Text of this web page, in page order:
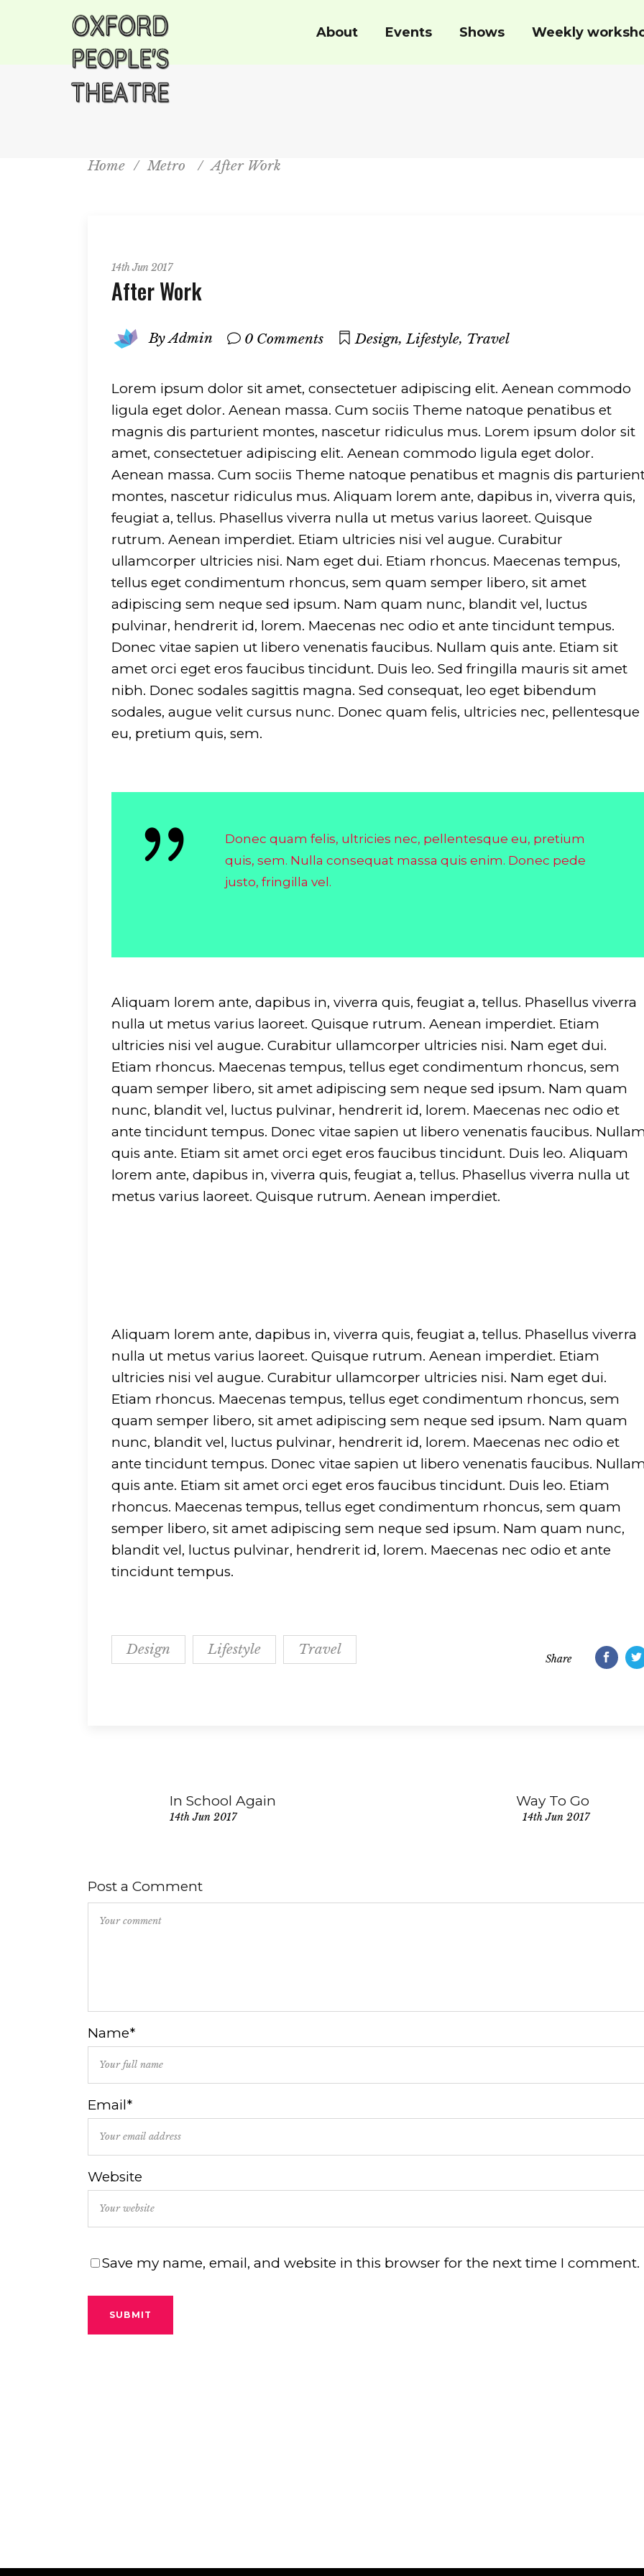
content/themes/evently/
on line751
content/themes/evently/
/srv/
key
/srv/
About Events Shows Weekly
Home / Metro / After Work
14th Jun 2017
After Work
By Admin 0 Comments Design, Lifestyle, Travel
Lorem ipsum dolor sit amet, consectetuer adipiscing elit. Aenean commodo
ligula eget dolor. Aenean massa. Cum sociis Theme natoque penatibus et
magnis dis parturient montes, nascetur ridiculus mus. Lorem ipsum dolor sit
amet, consectetuer adipiscing elit. Aenean commodo ligula eget dolor.
Aenean massa. Cum sociis Theme natoque penatibus et magnis dis
montes, nascetur ridiculus mus. Aliquam lorem ante, dapibus in, viverra quis,
feugiat a, tellus. Phasellus viverra nulla ut metus varius laoreet. Quisque
rutrum. Aenean imperdiet. Etiam ultricies nisi vel augue. Curabitur
ullamcorper ultricies nisi. Nam eget dui. Etiam rhoncus. Maecenas tempus,
tellus eget condimentum rhoncus, sem quam semper libero, sit amet
adipiscing sem neque sed ipsum. Nam quam nunc, blandit vel, luctus
pulvinar, hendrerit id, lorem. Maecenas nec odio et ante tincidunt tempus.
Donec vitae sapien ut libero venenatis faucibus. Nullam quis ante. Etiam sit
amet orci eget eros faucibus tincidunt. Duis leo. Sed fringilla mauris sit amet
nibh. Donec sodales sagittis magna. Sed consequat, leo eget bibendum
sodales, augue velit cursus nunc. Donec quam felis, ultricies nec, pellentesque
eu, pretium quis, sem.
Donec quam felis, ultricies nec, pellentesque eu, pretium
quis, sem. Nulla consequat massa quis enim. Donec pede
justo, fringilla vel.
Aliquam lorem ante, dapibus in, viverra quis, feugiat a, tellus. Phasellus viverra
nulla ut metus varius laoreet. Quisque rutrum. Aenean imperdiet. Etiam
ultricies nisi vel augue. Curabitur ullamcorper ultricies nisi. Nam eget dui.
Etiam rhoncus. Maecenas tempus, tellus eget condimentum rhoncus, sem
quam semper libero, sit amet adipiscing sem neque sed ipsum. Nam quam
nunc, blandit vel, luctus pulvinar, hendrerit id, lorem. Maecenas nec odio et
ante tincidunt tempus. Donec vitae sapien ut libero venenatis faucibus.
quis ante. Etiam sit amet orci eget eros faucibus tincidunt. Duis leo. Aliquam
lorem ante, dapibus in, viverra quis, feugiat a, tellus. Phasellus viverra nulla ut
metus varius laoreet. Quisque rutrum. Aenean imperdiet.
Aliquam lorem ante, dapibus in, viverra quis, feugiat a, tellus. Phasellus viverra
nulla ut metus varius laoreet. Quisque rutrum. Aenean imperdiet. Etiam
ultricies nisi vel augue. Curabitur ullamcorper ultricies nisi. Nam eget dui.
Etiam rhoncus. Maecenas tempus, tellus eget condimentum rhoncus, sem
quam semper libero, sit amet adipiscing sem neque sed ipsum. Nam quam
nunc, blandit vel, luctus pulvinar, hendrerit id, lorem. Maecenas nec odio et
ante tincidunt tempus. Donec vitae sapien ut libero venenatis faucibus.
quis ante. Etiam sit amet orci eget eros faucibus tincidunt. Duis leo. Etiam
rhoncus. Maecenas tempus, tellus eget condimentum rhoncus, sem quam
semper libero, sit amet adipiscing sem neque sed ipsum. Nam quam nunc,
blandit vel, luctus pulvinar, hendrerit id, lorem. Maecenas nec odio et ante
tincidunt tempus.
Design Lifestyle Travel
Share
In School Again
14th Jun 2017
Way To Go
14th Jun 2017
Post a Comment
Name*
Email*
Website
Save my name, email, and website in this browser for the next time I comment.